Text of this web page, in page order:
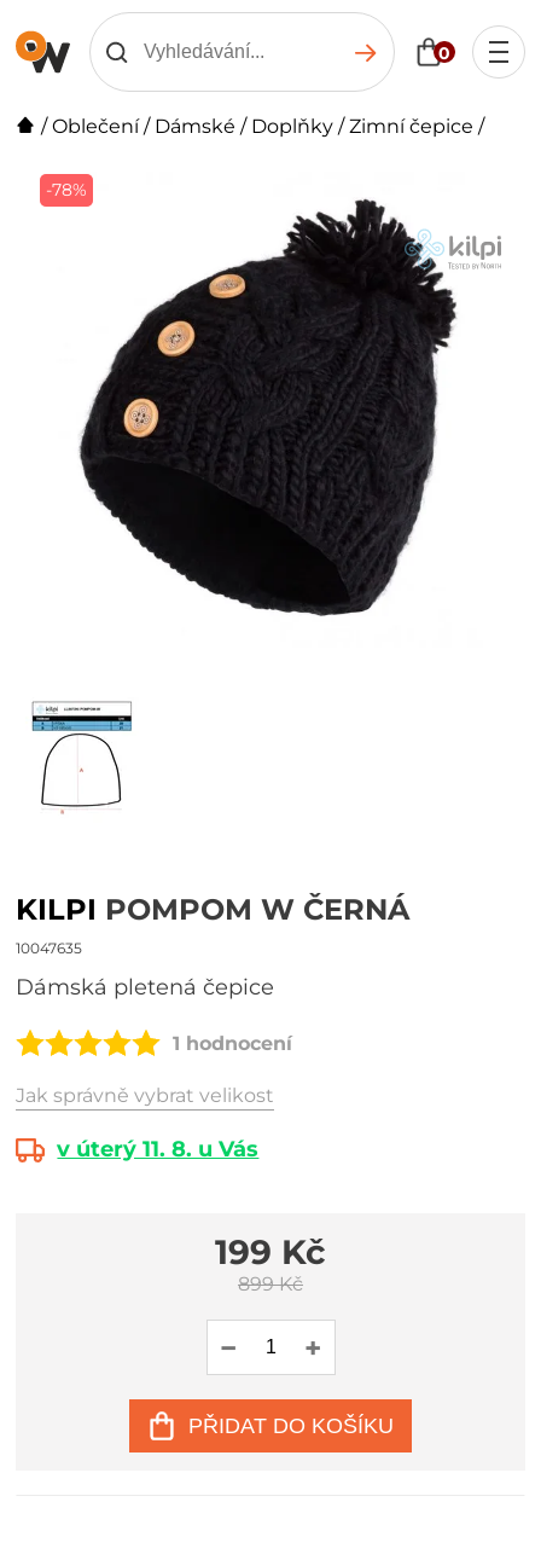
0
/Oblečení/ Dámské / Doplňky /Zimní čepice /
-78%
KILPI POMPOM W ČERNÁ
10047635
Dámská pletená čepice
1 hodnocení
Jak správně vybrat velikost
v úterý 11. 8. u Vás
199 Kč
899 Kč
PŘIDAT DO KOŠÍKU